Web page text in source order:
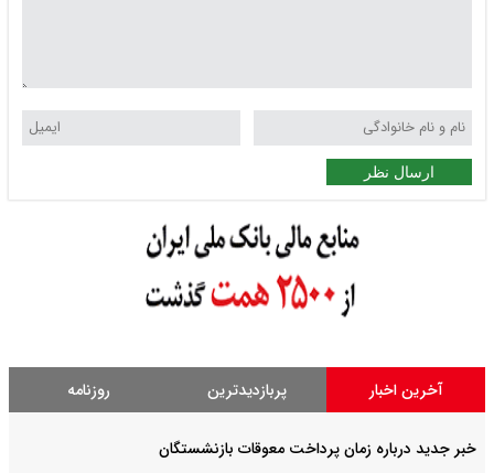
ارسال نظر
آخرین اخبار پربازدیدترین روزنامه
خبر جدید درباره زمان پرداخت معوقات بازنشستگان